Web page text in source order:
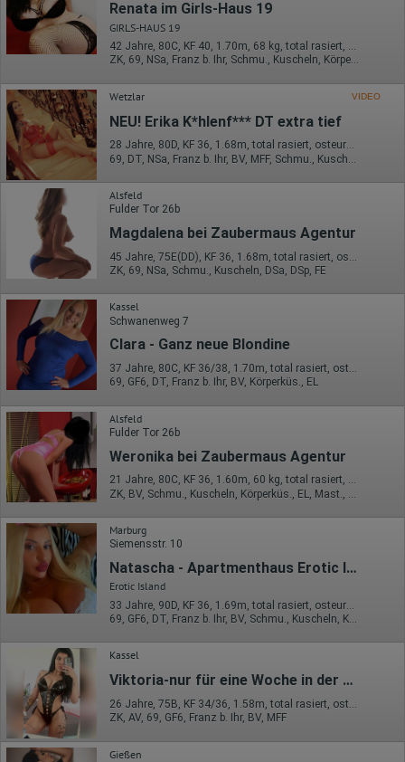
übertragen und dort gekürzt. Die von dem Browser des Nutzers
übermittelte IP-Adresse wird nicht mit anderen Daten von Google
zusammengeführt.
Erhobene Informationen zum Besucherverhalten sind folgende:
Herkunft (Land und Stadt)
Sprache
Betriebssystem
Gerät (PC, Tablet-PC oder Smartphone)
Browser und alle verwendeten Add-ons
Auflösung des Computers
Besucherquelle (Facebook, Suchmaschine oder
verweisende Webseite)
Welche Dateien wurden heruntergeladen?
Welche Videos angeschaut?
Wurden Werbebanner angeklickt?
Wohin ging der Besucher? Klickte er auf weitere Seiten des
Portals oder hat er sie komplett verlassen?
Wie lange blieb der Besucher?
Ort der Verarbeitung:
Europäische Union & USA
Hotjar
Wir nutzen Hotjar als Webanalysedient. Es wird verwendet, um
Daten über das Benutzerverhalten zu sammeln. Hotjar kann
auch im Rahmen von Umfragen und Feedbackfunktionen, die
auf unserer Website eingebunden sind, von Ihnen bereitgestellte
Informationen verarbeiten.
Herausgeber:
Hotjar Limited, Malta
Erhobene Daten:
Datum und Uhrzeit des Besuchs
Gerätetyp
Geografischer Standort
IP-Adresse
Mausbewegungen
Besuchte Seiten
Eindeutige Gerätekennung
Sprachinformationen
Gerätebestriebssystem
Browser-Typ
Klicks
Domain-Name
Eindeutige Benutzerkennung
Antworten auf Umfragen
Renata im Girls-Haus 19
GIRLS-HAUS 19
42 Jahre, 80C, KF 40, 1.70m, 68 kg, total rasiert, osteuropäisch
ZK, 69, NSa, Franz b. Ihr, Schmu., Kuscheln, Körperküs., AV b. Ihm
Wetzlar VIDEO
NEU! Erika K*hlenf*** DT extra tief
28 Jahre, 80D, KF 36, 1.68m, total rasiert, osteuropäisch
Alsfeld
Fulder Tor 26b
Magdalena bei Zaubermaus Agentur
ZK, 69, NSa, Schmu., Kuscheln, DSa, DSp, FE
Kassel
Schwanenweg 7
Clara - Ganz neue Blondine
37 Jahre, 80C, KF 36/38, 1.70m, total rasiert, osteuropäisch
69, GF6, DT, Franz b. Ihr, BV, Körperküs., EL
Alsfeld
Fulder Tor 26b
Weronika bei Zaubermaus Agentur
21 Jahre, 80C, KF 36, 1.60m, 60 kg, total rasiert, osteuropäisch
Marburg
Siemensstr. 10
Natascha - Apartmenthaus Erotic Island
Erotic Island
69, GF6, DT, Franz b. Ihr, BV, Schmu., Kuscheln, Körperküs.
Kassel
Viktoria-nur für eine Woche in der Stadt
26 Jahre, 75B, KF 34/36, 1.58m, total rasiert, osteuropäisch
ZK, AV, 69, GF6, Franz b. Ihr, BV, MFF
Gießen